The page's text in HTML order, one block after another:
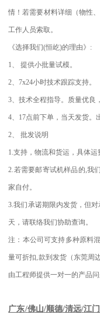
情！若需要材料详细（物性、
工作人员索取。
《选择我们(恒屹)的理由》 :
1 、提供小批量试模。
2 、7x24小时技术跟踪支持。
3 、技术全程指导。质量优良
4 17点前下单，当天发货。
2 、批发说明
1.支持，物流和货运，具体
2. 若需要邮寄试机样品的 我
家自付。
3.我们承诺期限内发货，但
天，请联络我们协助查询。
注：本公司可支持多种原料
量可折扣 款到发货（东莞周
由工程师提供一对一的产品问
广东/佛山/顺德/清远/江门